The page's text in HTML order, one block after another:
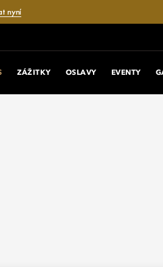
nyní
ZÁŽITKY OSLAVY EVENTY